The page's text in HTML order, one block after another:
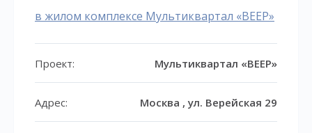
в жилом комплексе Мультиквартал «ВЕЕР»
Проект: Мультиквартал «ВЕЕР»
Адрес: Москва , ул. Верейская 29